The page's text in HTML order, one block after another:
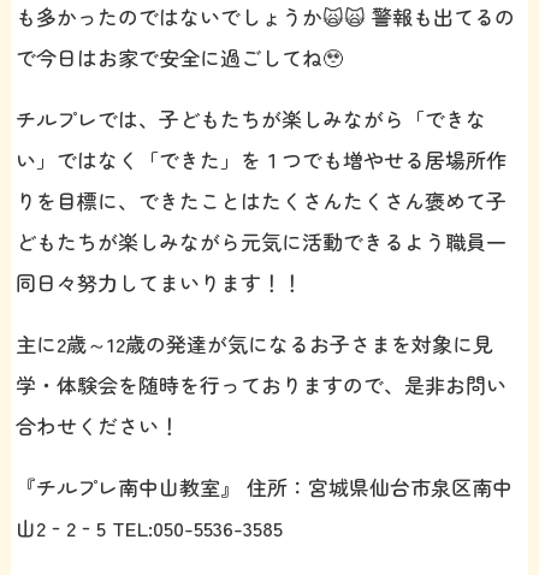
も多かったのではないでしょうか🙀🙀 警報も出てるの
で今日はお家で安全に過ごしてね🥹
チルプレでは、子どもたちが楽しみながら「できな
い」ではなく「できた」を１つでも増やせる居場所作
りを目標に、できたことはたくさんたくさん褒めて子
どもたちが楽しみながら元気に活動できるよう職員一
同日々努力してまいります！！
主に2歳～12歳の発達が気になるお子さまを対象に見
学・体験会を随時を行っておりますので、是非お問い
合わせください！
『チルプレ南中山教室』 住所：宮城県仙台市泉区南中
山2‐2‐5 TEL:050-5536-3585